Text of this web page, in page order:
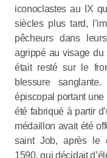
iconoclastes au IX
siècles plus tard,
pêcheurs dans
agrippé au visage du
était resté sur le
blessure
épiscopal portant une
été fabriqué à partir
médaillon avait été
saint Job, après le
1590, qui décidait